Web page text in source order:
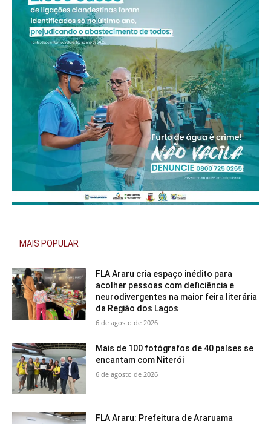
MAIS POPULAR
FLA Araru cria espaço inédito para
acolher pessoas com deficiência e
neurodivergentes na maior feira literária
da Região dos Lagos
6 de agosto de 2026
Mais de 100 fotógrafos de 40 países se
encantam com Niterói
6 de agosto de 2026
FLA Araru: Prefeitura de Araruama